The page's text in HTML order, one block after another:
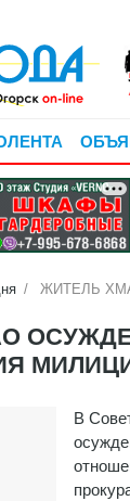
ЖИТЕЛЬ
В